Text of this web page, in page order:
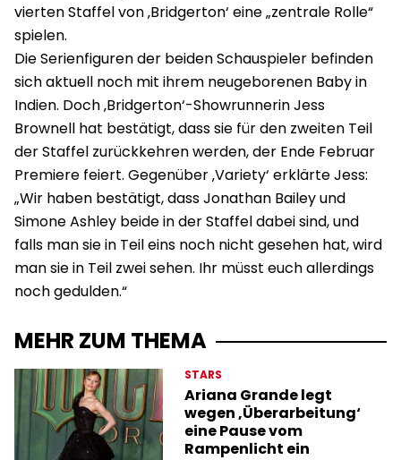
vierten Staffel von ‚Bridgerton‘ eine „zentrale Rolle“
spielen.
Die Serienfiguren der beiden Schauspieler befinden
sich aktuell noch mit ihrem neugeborenen Baby in
Indien. Doch ‚Bridgerton‘-Showrunnerin Jess
Brownell hat bestätigt, dass sie für den zweiten Teil
der Staffel zurückkehren werden, der Ende Februar
Premiere feiert. Gegenüber ‚Variety‘ erklärte Jess:
„Wir haben bestätigt, dass Jonathan Bailey und
Simone Ashley beide in der Staffel dabei sind, und
falls man sie in Teil eins noch nicht gesehen hat, wird
man sie in Teil zwei sehen. Ihr müsst euch allerdings
noch gedulden.“
MEHR ZUM THEMA
STARS
Ariana Grande legt
wegen ‚Überarbeitung‘
eine Pause vom
Rampenlicht ein